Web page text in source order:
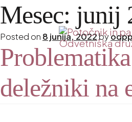
Mesec: junij
Posted on 8 junija, 2022by
deležniki na